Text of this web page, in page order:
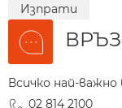
Изпрати
Всичко най-
02 814 2100